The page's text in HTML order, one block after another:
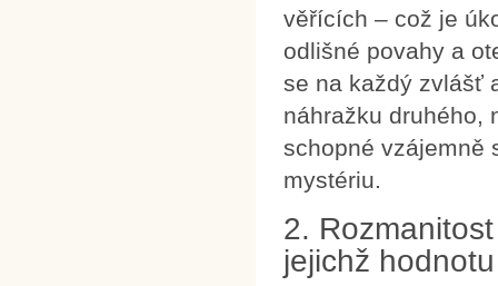
věřících – což je
odlišné povahy a
se na každý zvlášť
náhražku druhého,
schopné vzájemně
mystériu.
2.
jejichž